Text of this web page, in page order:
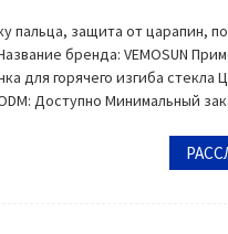
пальца, защита от царапин,
бренда: VEMOSUN
для горячего изгиба
Доступно Минимальный